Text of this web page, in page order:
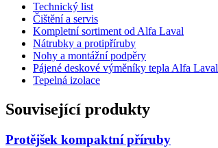
Technický list
Čištění a servis
Kompletní sortiment od Alfa Laval
Nátrubky a protipříruby
Nohy a montážní podpěry
Pájené deskové výměníky tepla Alfa Laval
Tepelná izolace
Související produkty
Protějšek kompaktní příruby